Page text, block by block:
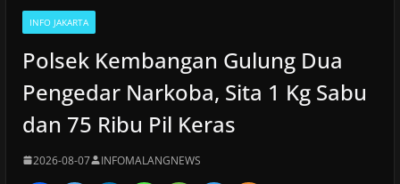
INFO JAKARTA
Polsek Kembangan Gulung Dua
Pengedar Narkoba, Sita 1 Kg Sabu
dan 75 Ribu Pil Keras
2026-08-07 INFOMALANGNEWS